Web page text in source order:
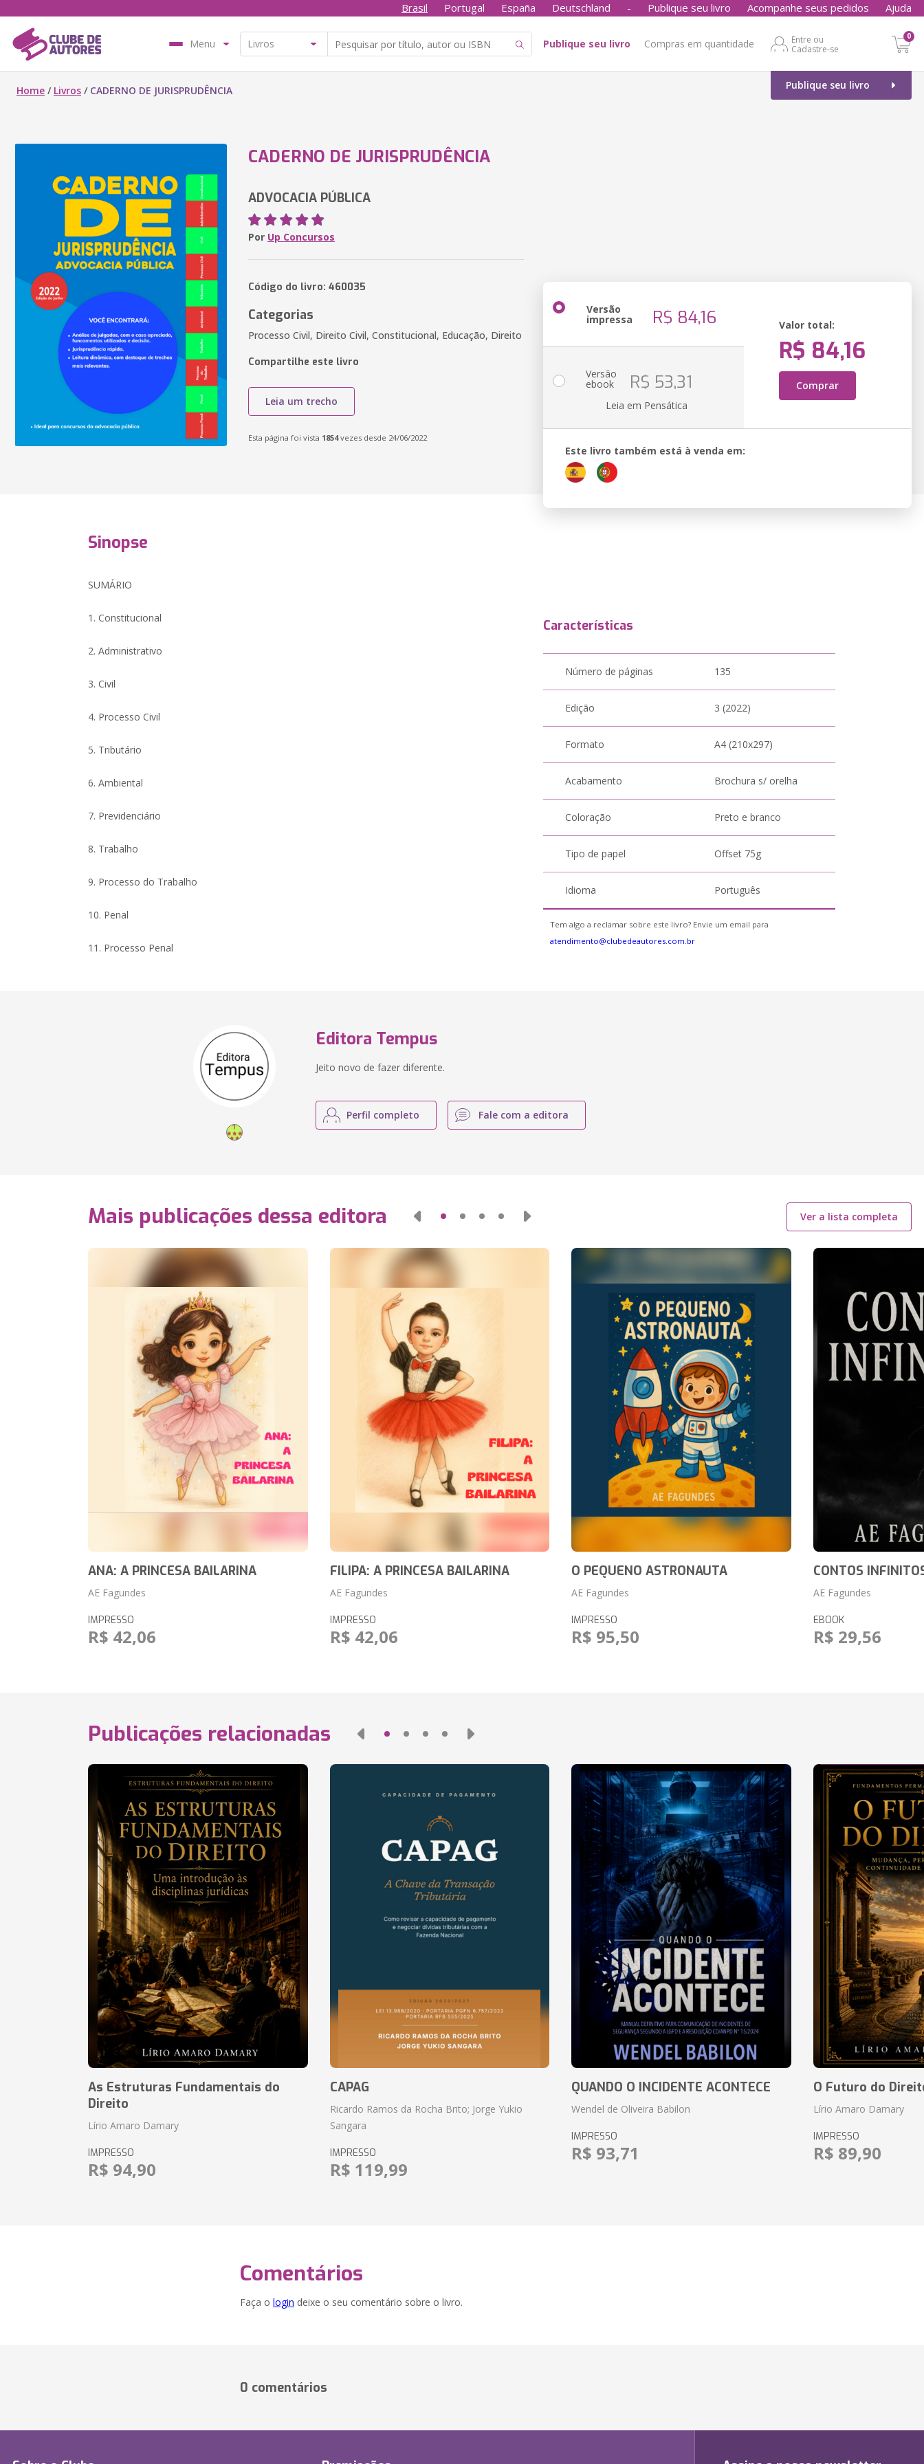
Brasil Portugal España Deutschland - Publique seu livro Acompanhe seus pedidos Ajuda
Menu Publique seu livro Compras em quantidade
Entre ou
Cadastre-se
0
Publique seu livro
Home / Livros / CADERNO DE JURISPRUDÊNCIA
CADERNO DE JURISPRUDÊNCIA
ADVOCACIA PÚBLICA
Por Up Concursos
Código do livro: 460035
Categorias
Processo Civil, Direito Civil, Constitucional, Educação, Direito
Compartilhe este livro
Leia um trecho
Esta página foi vista 1854vezes desde 24/06/2022
Versão
impressa R$ 84,16 Valor total:
R$ 84,16
Comprar
Versão
ebook R$ 53,31
Leia em Pensática
Este livro também está à venda em:
Sinopse
SUMÁRIO
1. Constitucional
2. Administrativo
3. Civil
4. Processo Civil
5. Tributário
6. Ambiental
7. Previdenciário
8. Trabalho
9. Processo do Trabalho
10. Penal
11. Processo Penal
Características
Número de páginas 135
Edição 3 (2022)
Formato A4 (210x297)
Acabamento Brochura s/ orelha
Coloração Preto e branco
Tipo de papel Offset 75g
Idioma Português
Tem algo a reclamar sobre este livro? Envie um email para
atendimento@clubedeautores.com.br
Editora Tempus
Jeito novo de fazer diferente.
Perfil completo Fale com a editora
Mais publicações dessa editora Ver a lista completa
ANA: A PRINCESA BAILARINA
AE Fagundes
IMPRESSO
R$ 42,06
FILIPA: A PRINCESA BAILARINA
AE Fagundes
IMPRESSO
R$ 42,06
O PEQUENO ASTRONAUTA
AE Fagundes
IMPRESSO
R$ 95,50
CONTOS
AE Fagundes
EBOOK
R$ 29,56
Publicações relacionadas
As Estruturas Fundamentais do
Direito
Lírio Amaro Damary
IMPRESSO
R$ 94,90
CAPAG
Ricardo Ramos da Rocha Brito; Jorge Yukio
Sangara
IMPRESSO
R$ 119,99
QUANDO O INCIDENTE ACONTECE
Wendel de Oliveira Babilon
IMPRESSO
R$ 93,71
O Futuro do
Lírio Amaro Damary
IMPRESSO
R$ 89,90
Comentários
Faça o login deixe o seu comentário sobre o livro.
0 comentários